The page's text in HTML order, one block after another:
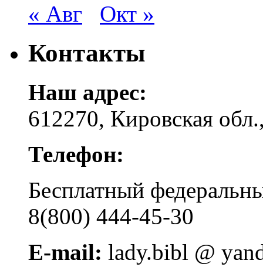
« Авг Окт »
Контакты
Наш адрес:
612270, Кировская
Телефон:
Бесплатный
8(800) 444-45-30
E-mail: lady.bibl @